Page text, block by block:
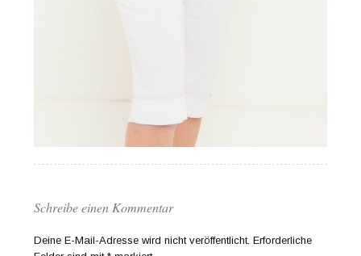
Schreibe einen Kommentar
Deine E-Mail-Adresse wird nicht veröffentlicht. Erforderliche